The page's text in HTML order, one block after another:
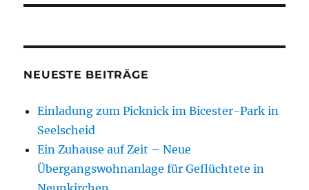
NEUESTE BEITRÄGE
Einladung zum Picknick im Bicester-Park in
Seelscheid
Ein Zuhause auf Zeit – Neue
Übergangswohnanlage für Geflüchtete in